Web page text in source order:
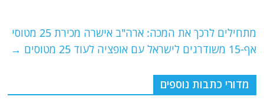
k
מתחילים לרכך את המכה: ארה"ב אישרה מכירת 25 מטוסי
אף-15 משודרגים לישראל עם אופציה לעוד 25 מטוסים
→
מדורי כתבות נוספים